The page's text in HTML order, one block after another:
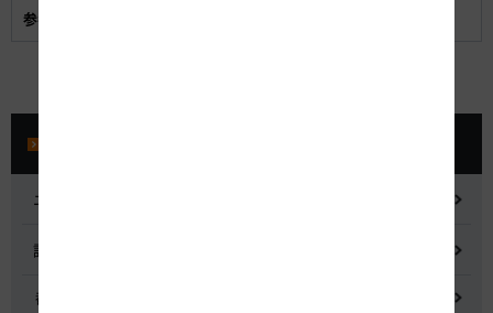
参考資料:
ニュースリリース
記者会見
都市間高速道路料金割引検討会